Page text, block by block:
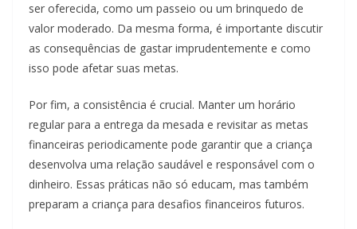
ser oferecida, como um passeio ou um brinquedo de
valor moderado. Da mesma forma, é importante discutir
as consequências de gastar imprudentemente e como
isso pode afetar suas metas.
Por fim, a consistência é crucial. Manter um horário
regular para a entrega da mesada e revisitar as metas
financeiras periodicamente pode garantir que a criança
desenvolva uma relação saudável e responsável com o
dinheiro. Essas práticas não só educam, mas também
preparam a criança para desafios financeiros futuros.